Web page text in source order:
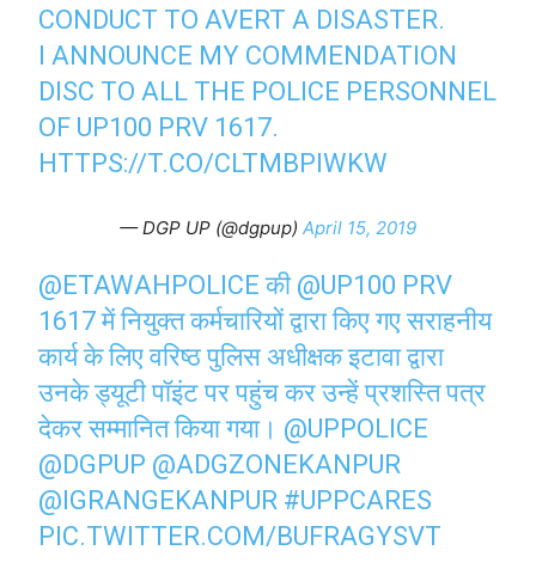
CONDUCT TO AVERT A DISASTER.
I ANNOUNCE MY COMMENDATION
DISC TO ALL THE POLICE PERSONNEL
OF UP100 PRV 1617.
HTTPS://T.CO/CLTMBPIWKW
— DGP UP (@dgpup) April 15, 2019
@ETAWAHPOLICE की @UP100 PRV
1617 में नियुक्त कर्मचारियों द्वारा किए गए सराहनीय
कार्य के लिए वरिष्ठ पुलिस अधीक्षक इटावा द्वारा
उनके ड्यूटी पॉइंट पर पहुंच कर उन्हें प्रशस्ति पत्र
देकर सम्मानित किया गया। @UPPOLICE
@DGPUP @ADGZONEKANPUR
@IGRANGEKANPUR #UPPCARES
PIC.TWITTER.COM/BUFRAGYSVT